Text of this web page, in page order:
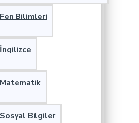
Fen Bilimleri
İngilizce
Matematik
Sosyal Bilgiler